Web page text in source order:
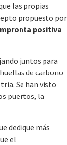
las propias
propuesto por
positiva
juntos para
de carbono
Se han visto
puertos, la
dedique más
el